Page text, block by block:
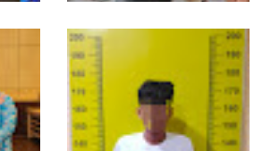
Gubsu Bobby Pastikan Pasien
Rujukan dari Nias Tak
Terkendala Biaya Perjalanan
dan Rumah Singgah di Medan